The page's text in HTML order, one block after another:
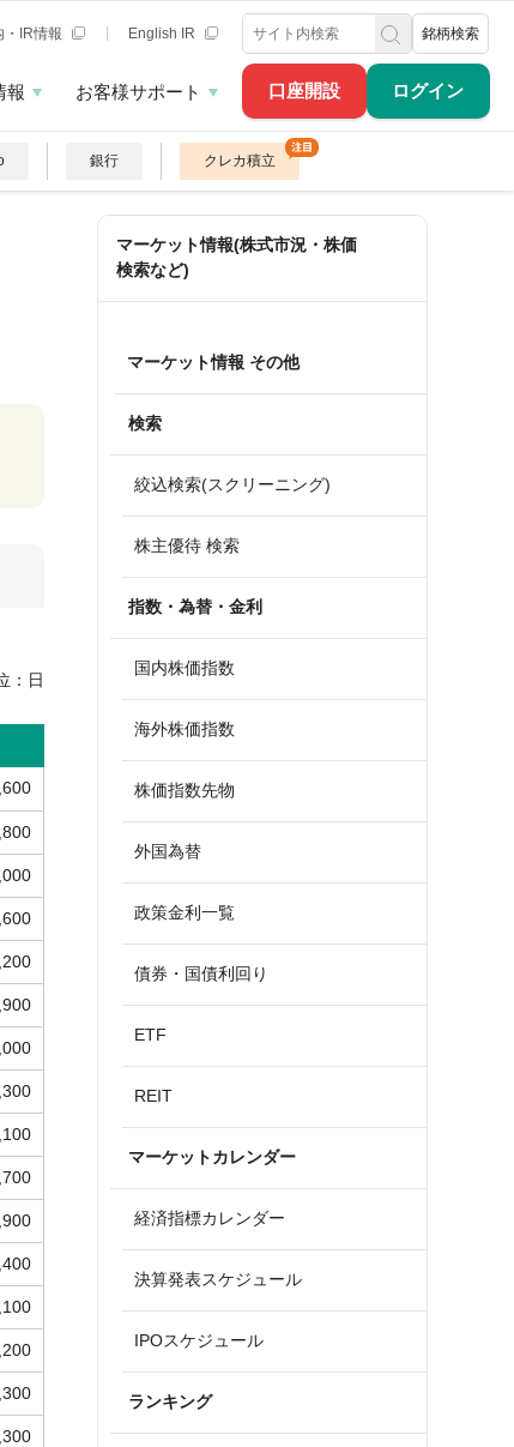
口座開設 ログイン
・IR情報 English IR 銘柄検索
報 お客様サポート
銀行 クレカ積立
： 日
マーケット情報(株式市況・株価
検索など)
マーケット情報 その他
検索
絞込検索(スクリーニング)
株主優待 検索
指数・為替・金利
国内株価指数
海外株価指数
株価指数先物
外国為替
政策金利一覧
債券・国債利回り
ETF
REIT
マーケットカレンダー
経済指標カレンダー
決算発表スケジュール
IPOスケジュール
ランキング